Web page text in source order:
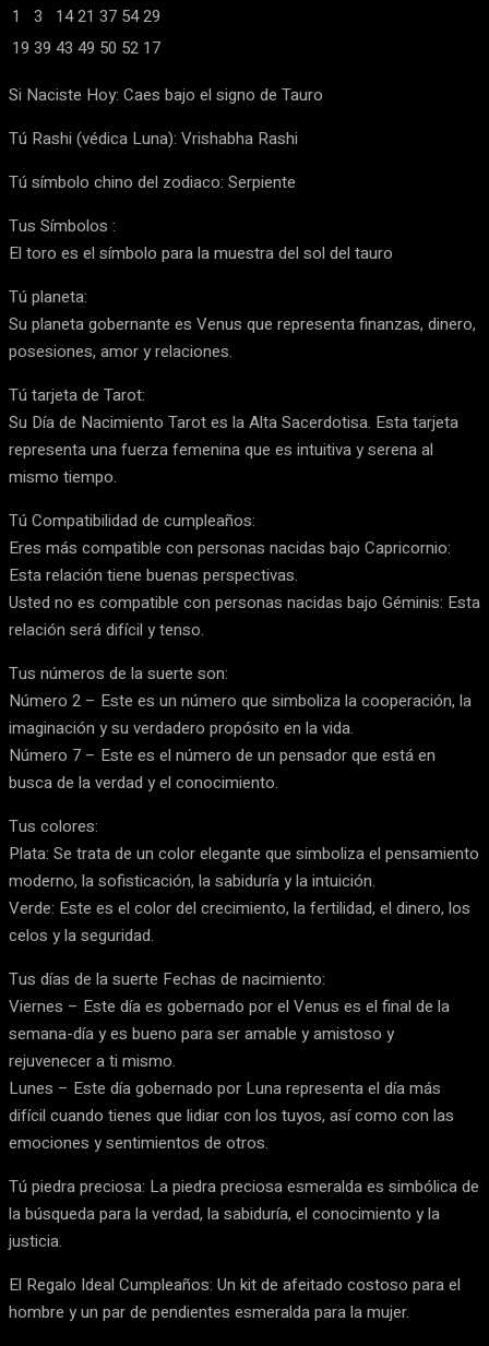
1
3 1421 37 5429
19 39 43 49 50 52 17
Si Naciste Hoy: Caes bajo el signo de Tauro
Tú Rashi (védica Luna): Vrishabha Rashi
Tú símbolo chino del zodiaco: Serpiente
Tus Símbolos :
El toro es el símbolo para la muestra del sol del tauro
Tú planeta:
Su planeta gobernante es Venus que representa finanzas, dinero,
posesiones, amor y relaciones.
Tú tarjeta de Tarot:
Su Día de Nacimiento Tarot es la Alta Sacerdotisa. Esta tarjeta
representa una fuerza femenina que es intuitiva y serena al
mismo tiempo.
Tú Compatibilidad de cumpleaños:
Eres más compatible con personas nacidas bajo Capricornio:
Esta relación tiene buenas perspectivas.
Usted no es compatible con personas nacidas bajo Géminis: Esta
relación será difícil y tenso.
Tus números de la suerte son:
Número 2 – Este es un número que simboliza la cooperación, la
imaginación y su verdadero propósito en la vida.
Número 7 – Este es el número de un pensador que está en
busca de la verdad y el conocimiento.
Tus colores:
Plata: Se trata de un color elegante que simboliza el pensamiento
moderno, la sofisticación, la sabiduría y la intuición.
Verde: Este es el color del crecimiento, la fertilidad, el dinero, los
celos y la seguridad.
Tus días de la suerte Fechas de nacimiento:
Viernes – Este día es gobernado por el Venus es el final de la
semana-día y es bueno para ser amable y amistoso y
rejuvenecer a ti mismo.
Lunes – Este día gobernado por Luna representa el día más
difícil cuando tienes que lidiar con los tuyos, así como con las
emociones y sentimientos de otros.
Tú piedra preciosa: La piedra preciosa esmeralda es simbólica de
la búsqueda para la verdad, la sabiduría, el conocimiento y la
justicia.
El Regalo Ideal Cumpleaños: Un kit de afeitado costoso para el
hombre y un par de pendientes esmeralda para la mujer.